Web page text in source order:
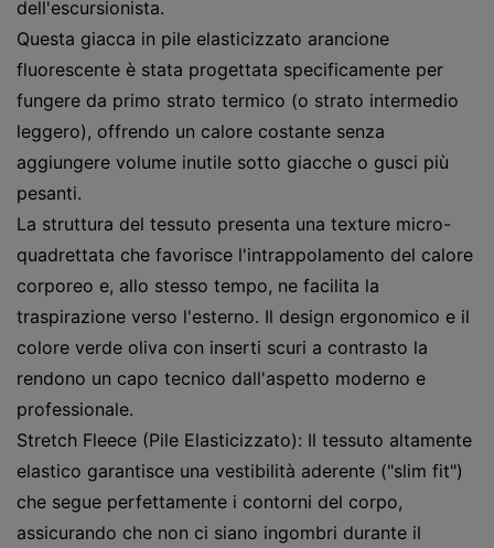
dell'escursionista.
Questa giacca in pile elasticizzato arancione
fluorescente è stata progettata specificamente per
fungere da primo strato termico (o strato intermedio
leggero), offrendo un calore costante senza
aggiungere volume inutile sotto giacche o gusci più
pesanti.
La struttura del tessuto presenta una texture micro-
quadrettata che favorisce l'intrappolamento del calore
corporeo e, allo stesso tempo, ne facilita la
traspirazione verso l'esterno. Il design ergonomico e il
colore verde oliva con inserti scuri a contrasto la
rendono un capo tecnico dall'aspetto moderno e
professionale.
Stretch Fleece (Pile Elasticizzato): Il tessuto altamente
elastico garantisce una vestibilità aderente ("slim fit")
che segue perfettamente i contorni del corpo,
assicurando che non ci siano ingombri durante il